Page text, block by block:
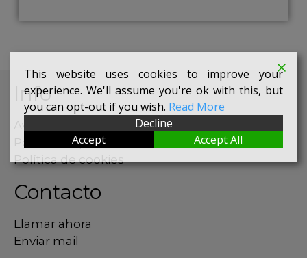
Info
Aviso Legal
Política de privacidad
Política de cookies
Contacto
Llamar ahora
Enviar mail
This website uses cookies to improve your
experience. We'll assume you're ok with this, but
you can opt-out if you wish. Read More
Decline
Accept
Accept All